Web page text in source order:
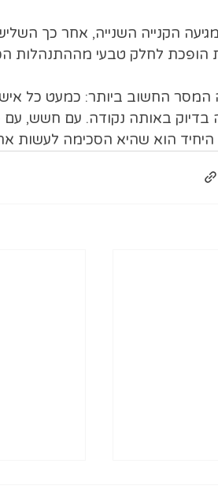
הקנייה השנייה, אחר כך
הופכת לחלק טבעי מההתנהלות
המסר החשוב ביותר: כמעט כל
בדיוק באותה נקודה. עם חשש,
הוא שהיא הסכימה לעשות